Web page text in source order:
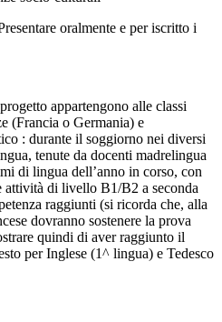
oralmente e per iscritto i
appartengono alle classi
(Francia o Germania) e
: durante il soggiorno nei diversi
tenute da docenti madrelingua
di lingua dell’anno in corso, con
attività di livello B1/B2 a seconda
raggiunti (si ricorda che, alla
dovranno sostenere la prova
quindi di aver raggiunto il
per Inglese (1^ lingua) e Tedesco